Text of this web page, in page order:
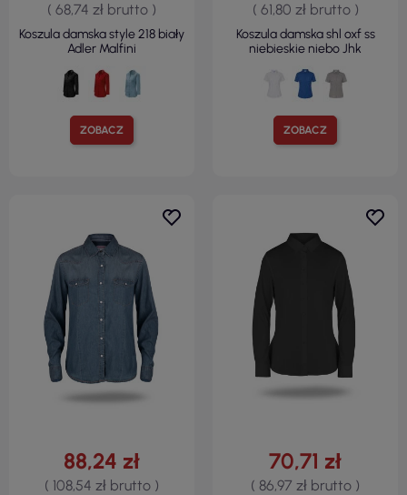
ZOBACZ
( 68,74 zł brutto )
Koszula damska style 218 biały
Adler Malfini
ZOBACZ
( 61,80 zł brutto )
Koszula damska shl oxf ss
niebieskie niebo Jhk
88,24 zł
( 108,54 zł brutto )
70,71 zł
( 86,97 zł brutto )